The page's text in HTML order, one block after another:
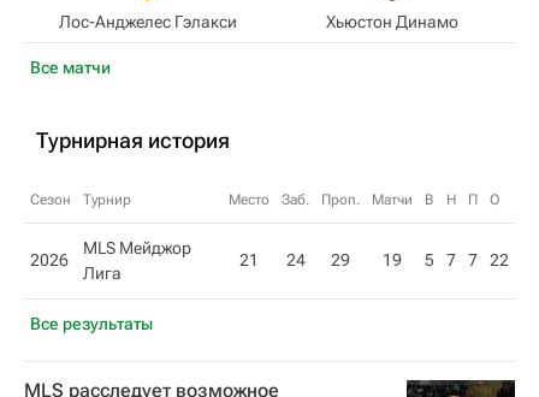
Все матчи
Лос-Анджелес Гэлакси Хьюстон Динамо
Турнирная история
Сезон Турнир Место Заб. Проп. Матчи В Н П О
2026
MLS Мейджор
Лига
21 24 29 19 5 7 7 22
Все результаты
MLS расследует возможное